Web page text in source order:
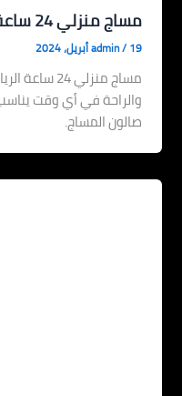
مساج منزلي 24 ساعة الرياض
admin/19 أبريل، 2024
مساج منزلي
والراحة في أي وقت
صالون المساج.